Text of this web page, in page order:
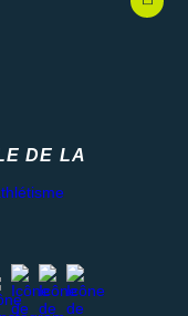
DE LA
facebook
stravayoutube